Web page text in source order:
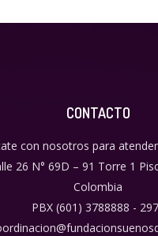
CONTACTO
con nosotros para
26 N° 69D – 91 Torre 1
Colombia
PBX (601) 3788888 -